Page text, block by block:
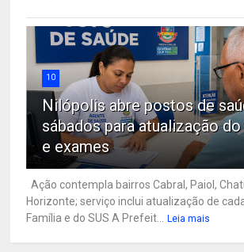
10
Nilópolis abre postos de
sábados para atualização do
e exames
Ação contempla bairros Cabral, Paiol,
Horizonte; serviço inclui atualização de
Família e do SUS A Prefeit...
Leia mais